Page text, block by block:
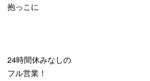
抱っこに
24時間休みなしの
フル営業！